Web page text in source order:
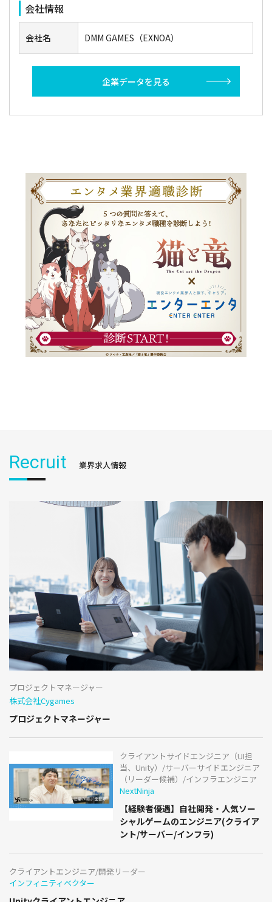
会社情報
会社名 DMM GAMES（EXNOA）
企業データを見る
Recruit 業界求人情報
プロジェクトマネージャー
株式会社Cygames
プロジェクトマネージャー
クライアントサイドエンジニア（UI担
当、Unity）/サーバーサイドエンジニア
（リーダー候補）/インフラエンジニア
NextNinja
【経験者優遇】自社開発・人気ソー
シャルゲームのエンジニア(クライア
ント/サーバー/インフラ)
クライアントエンジニア/開発リーダー
インフィニティベクター